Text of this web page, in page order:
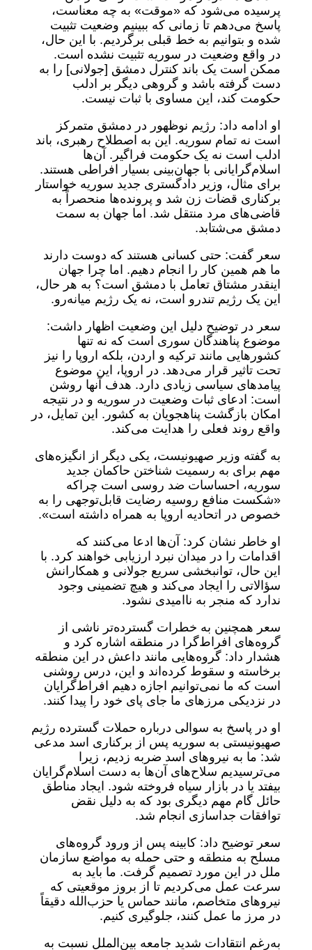
پرسیده می‌شود که «موقت» به چه معناست،
پاسخ می‌دهم تا زمانی که ببینیم وضعیت تثبیت
شده و بتوانیم به خط قبلی برگردیم. با این حال،
در واقع وضعیت در سوریه تثبیت نشده است.
ممکن است یک باند کنترل دمشق [جولانی] را به
دست گرفته باشد و گروهی دیگر بر ادلب
حکومت کند، این مساوی با ثبات نیست.
او ادامه داد: رژیم نوظهور در دمشق متمرکز
است نه تمام سوریه. این به اصطلاح رهبری، باند
ادلب است نه یک حکومت فراگیر. آن‌ها
اسلام‌گرایانی با جهان‌بینی بسیار افراطی هستند.
برای مثال، وزیر دادگستری جدید سوریه خواستار
برکناری قضات زن شد و پرونده‌ها منحصراً به
قاضی‌های مرد منتقل شد. اما جهان به سمت
دمشق می‌شتابد.
سعر گفت: حتی کسانی هستند که دوست دارند
ما هم همین کار را انجام دهیم. اما چرا جهان
اینقدر مشتاق تعامل با دمشق است؟ به هر حال،
این یک رژیم تندرو است، نه یک رژیم میانه‌رو.
سعر در توضیح دلیل این وضعیت اظهار داشت:
موضوع پناهندگان سوری است که نه تنها
کشورهایی مانند ترکیه و اردن، بلکه اروپا را نیز
تحت تاثیر قرار می‌دهد. در اروپا، این موضوع
پیامدهای سیاسی زیادی دارد. هدف آنها روشن
است: ادعای ثبات وضعیت در سوریه و در نتیجه
امکان بازگشت پناهجویان به کشور. این تمایل، در
واقع روند فعلی را هدایت می‌کند.
به گفته وزیر صهیونیست، یکی دیگر از انگیزه‌های
مهم برای به رسمیت شناختن حاکمان جدید
سوریه، احساسات ضد روسی است چراکه
«شکست منافع روسیه رضایت قابل‌توجهی را به
خصوص در اتحادیه اروپا به همراه داشته است».
او خاطر نشان کرد: آن‌ها ادعا می‌کنند که
اقدامات را در میدان نبرد ارزیابی خواهند کرد. با
این حال، توانبخشی سریع جولانی و همکارانش
سؤالاتی را ایجاد می‌کند و هیچ تضمینی وجود
ندارد که منجر به ناامیدی نشود.
سعر همچنین به خطرات گسترده‌تر ناشی از
گروه‌های افراط‌گرا در منطقه اشاره کرد و
هشدار داد: گروه‌هایی مانند داعش در این منطقه
برخاسته و سقوط کرده‌اند و این، درس روشنی
است که ما نمی‌توانیم اجازه دهیم افراط‌گرایان
در نزدیکی مرزهای ما جای پای خود را پیدا کنند.
او در پاسخ به سوالی درباره حملات گسترده رژیم
صهیونیستی به سوریه پس از برکناری اسد مدعی
شد: ما به نیروهای اسد ضربه زدیم، زیرا
می‌ترسیدیم سلاح‌های آن‌ها به دست اسلام‌گرایان
بیفتد یا در بازار سیاه فروخته شود. ایجاد مناطق
حائل گام مهم دیگری بود که به دلیل نقض
توافقات جداسازی انجام شد.
سعر توضیح داد: کابینه پس از ورود گروه‌های
مسلح به منطقه و حتی حمله به مواضع سازمان
ملل در این مورد تصمیم گرفت. ما باید به
سرعت عمل می‌کردیم تا از بروز موقعیتی که
نیروهای متخاصم، مانند حماس یا حزب‌الله دقیقاً
در مرز ما عمل کنند، جلوگیری کنیم.
به‌رغم انتقادات شدید جامعه بین‌الملل نسبت به